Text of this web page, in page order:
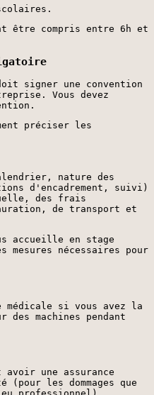
être compris entre 6h et
signer une convention
Vous devez
préciser les
nature des
d'encadrement, suivi)
des frais
de transport et
accueille en stage
mesures nécessaires pour
médicale si vous avez la
machines pendant
une assurance
les dommages que